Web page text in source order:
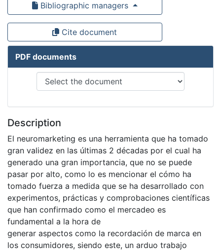
Bibliographic managers
Cite document
PDF documents
Description
El neuromarketing es una herramienta que ha tomado
gran validez en las últimas 2 décadas por el cual ha
generado una gran importancia, que no se puede
pasar por alto, como lo es mencionar el cómo ha
tomado fuerza a medida que se ha desarrollado con
experimentos, prácticas y comprobaciones científicas
que han confirmado como el mercadeo es
fundamental a la hora de
generar aspectos como la recordación de marca en
los consumidores, siendo este, un arduo trabajo